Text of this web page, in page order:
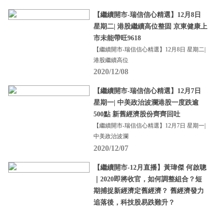
【繼續開市-瑞信信心精選】12月8日
星期二| 港股繼續高位整固 京東健康上
市未能帶旺9618
【繼續開市-瑞信信心精選】12月8日 星期二|
港股繼續高位
2020/12/08
【繼續開市-瑞信信心精選】12月7日
星期一| 中美政治波瀾港股一度跌逾
500點 新舊經濟股份齊齊回吐
【繼續開市-瑞信信心精選】12月7日 星期一|
中美政治波瀾
2020/12/07
【繼續開市-12月直播】黃瑋傑 何啟聰
｜2020即將收官，如何調整組合？短
期捕捉新經濟定舊經濟？ 舊經濟發力
追落後，科技股易跌難升？